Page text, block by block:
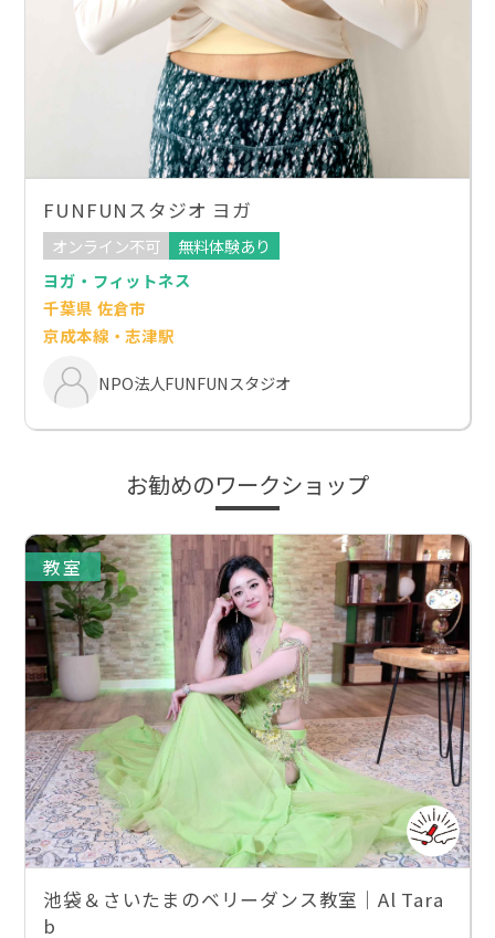
FUNFUNスタジオ ヨガ
オンライン不可
無料体験あり
ヨガ・フィットネス
千葉県 佐倉市
京成本線・志津駅
NPO法人FUNFUNスタジオ
お勧めのワークショップ
教室
池袋＆さいたまのベリーダンス教室｜Al Tara
b